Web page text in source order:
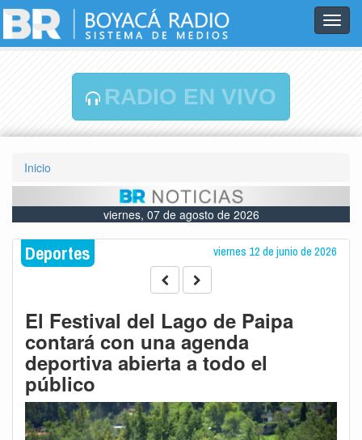
RADIO EN VIVO
Inicio
viernes, 07 de agosto de 2026
Deportes viernes 12 de junio de 2026
El Festival del Lago de Paipa
contará con una agenda
deportiva abierta a todo el
público